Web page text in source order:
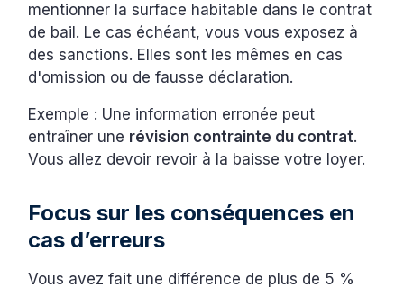
mentionner la surface habitable dans le contrat
de bail. Le cas échéant, vous vous exposez à
des sanctions. Elles sont les mêmes en cas
d'omission ou de fausse déclaration.
Exemple : Une information erronée peut
entraîner une révision contrainte du contrat.
Vous allez devoir revoir à la baisse votre loyer.
Focus sur les conséquences en
cas d’erreurs
Vous avez fait une différence de plus de 5 %